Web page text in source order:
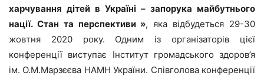
харчування дітей в Україні – запорука майбутнього
нації. Стан та перспективи », яка відбудеться 29-30
жовтня 2020 року. Одним із організаторів цієї
конференції виступає Інститут громадського здоров’я
ім. О.М.Марзєєва НАМН України. Співголова конференції